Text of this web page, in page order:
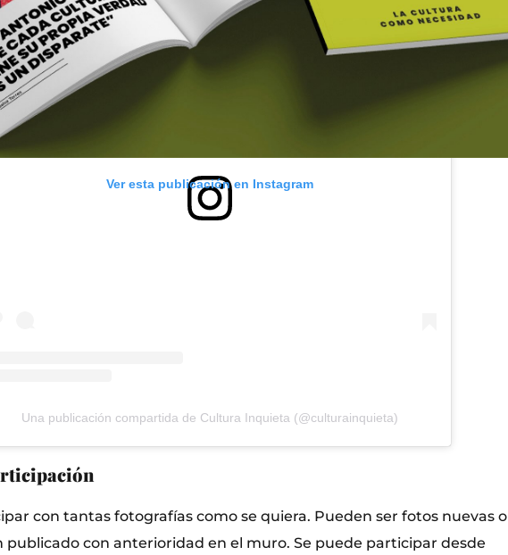
Ver esta publicación en Instagram
Una publicación compartida de Cultura Inquieta (@culturainquieta)
con tantas fotografías como se quiera. Pueden ser fotos nuevas o
publicado con anterioridad en el muro. Se puede participar desde